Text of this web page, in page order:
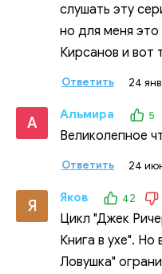
слушать эту
но для меня это
Кирсанов и вот
Ответить 24
А Альмира 5
Великолепное
Ответить 24
Я Яков 42
Цикл "Джек
Книга в ухе". Но
Ловушка"